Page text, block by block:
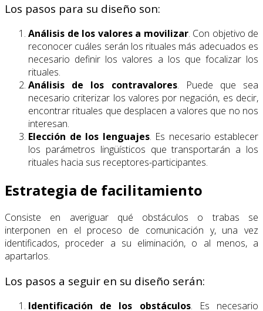
Los pasos para su diseño son:
Análisis de los valores a movilizar. Con objetivo de
reconocer cuáles serán los rituales más adecuados es
necesario definir los valores a los que focalizar los
rituales.
Análisis de los contravalores. Puede que sea
necesario criterizar los valores por negación, es decir,
encontrar rituales que desplacen a valores que no nos
interesan.
Elección de los lenguajes. Es necesario establecer
los parámetros lingüísticos que transportarán a los
rituales hacia sus receptores-participantes.
Estrategia de facilitamiento
Consiste en averiguar qué obstáculos o trabas se
interponen en el proceso de comunicación y, una vez
identificados, proceder a su eliminación, o al menos, a
apartarlos.
Los pasos a seguir en su diseño serán:
Identificación de los obstáculos. Es necesario